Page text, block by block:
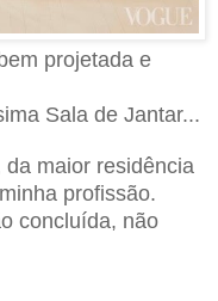
projetada e
Sala de Jantar...
maior residência
profissão.
concluída, não